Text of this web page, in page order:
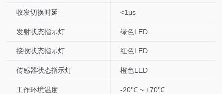
收发切换时延 <1μs
发射状态指示灯 绿色LED
接收状态指示灯 红色LED
传感器状态指示灯 橙色LED
工作环境温度 -20℃ ~ +70℃